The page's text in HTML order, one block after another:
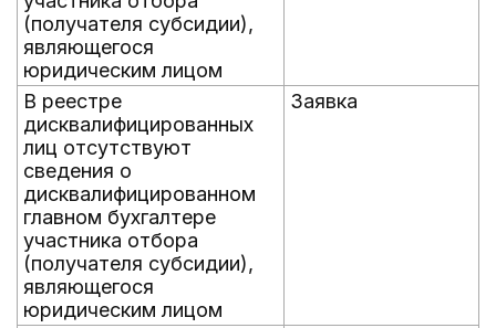
(получателя субсидии),
являющегося
юридическим лицом
В реестре
дисквалифицированных
лиц отсутствуют
сведения о
дисквалифицированном
главном бухгалтере
участника отбора
(получателя субсидии),
являющегося
юридическим лицом
Заявка